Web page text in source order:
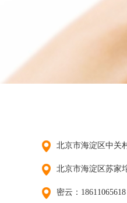
北京市海淀区中关
北京市海淀区苏家
密云：18611065618